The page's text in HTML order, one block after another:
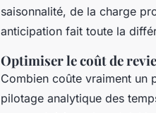
saisonnalité, de la charge
anticipation fait toute la
Optimiser le coût de
Combien coûte vraiment un
pilotage analytique des